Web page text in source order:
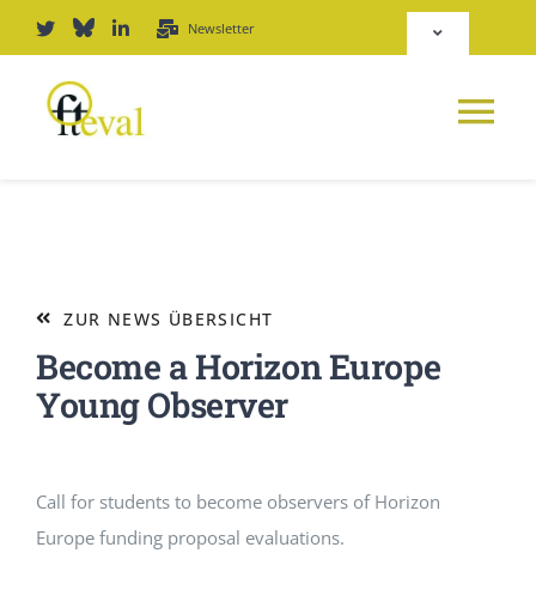
Inhalt
springen
Newsletter
Toggle
Deutsch
Login
JOURNAL
ZUR NEWS ÜBERSICHT
Become a Horizon Europe
Young Observer
Call for students to become observers of Horizon
Europe funding proposal evaluations.